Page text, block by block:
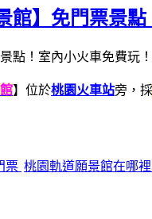
館】免門票景
】位於桃園火車站旁，採
票 桃園軌道願景館在哪裡